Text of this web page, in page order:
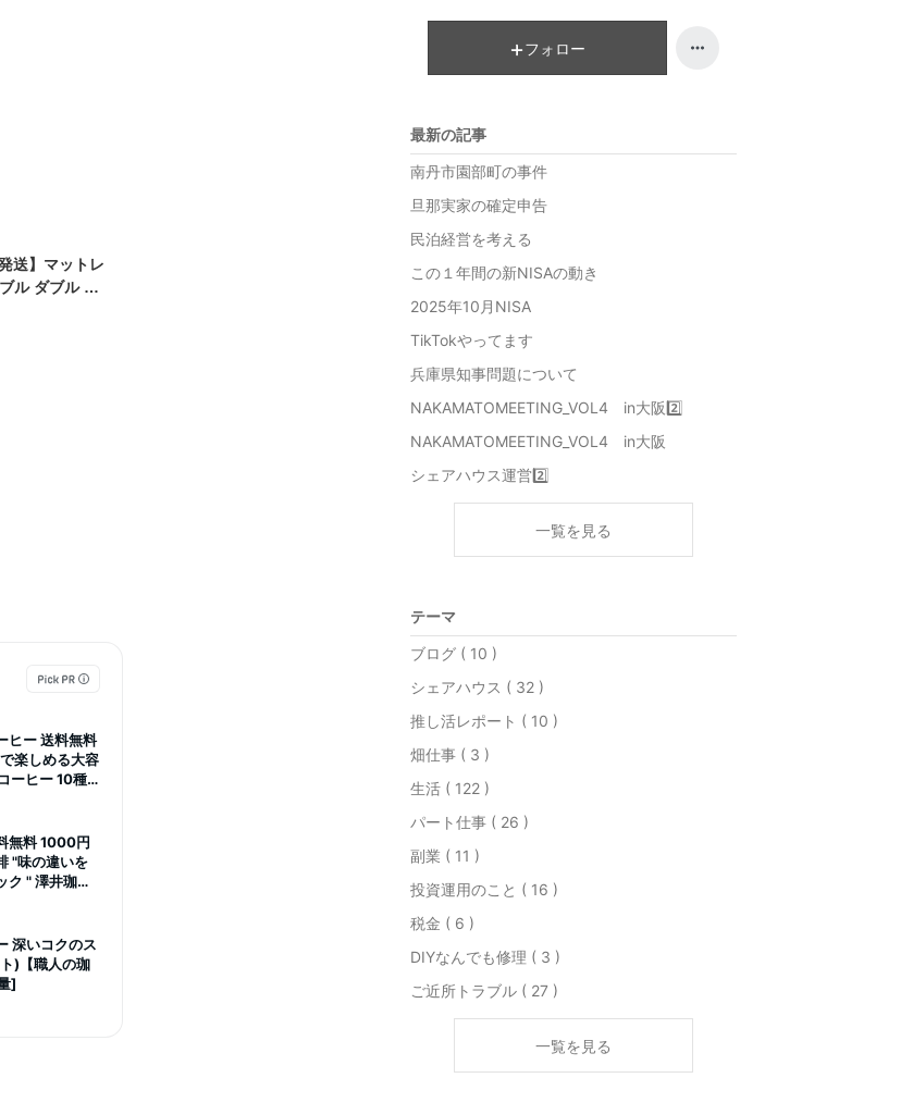
送】マットレ
ル ダブル 厚
プリングマッ
イリスプラ
ヒー 送料無料
楽しめる大容
ーヒー 10種
み比べ 簡単
無料 1000円
"味の違いを
ク " 澤井珈琲
ルド・ビタ
深いコクのス
)【職人の珈
]
フォロー
最新の記事
南丹市園部町の事件
旦那実家の確定申告
民泊経営を考える
この１年間の新NISAの動き
2025年10月NISA
TikTokやってます
兵庫県知事問題について
NAKAMATOMEETING_VOL4 in大阪2️⃣
NAKAMATOMEETING_VOL4 in大阪
シェアハウス運営2️⃣
一覧を見る
テーマ
ブログ ( 10 )
シェアハウス ( 32 )
推し活レポート ( 10 )
畑仕事 ( 3 )
生活 ( 122 )
パート仕事 ( 26 )
副業 ( 11 )
投資運用のこと ( 16 )
税金 ( 6 )
DIYなんでも修理 ( 3 )
ご近所トラブル ( 27 )
一覧を見る